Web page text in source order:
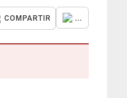
COMPARTIR ...